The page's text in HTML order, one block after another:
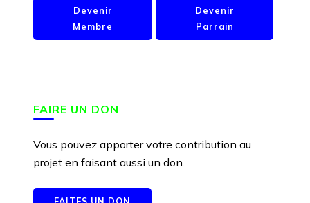
Devenir
Membre
Devenir
Parrain
FAIRE UN DON
Vous pouvez apporter votre contribution au
projet en faisant aussi un don.